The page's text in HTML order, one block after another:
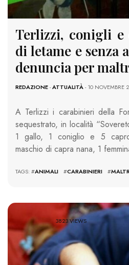
Terlizzi, conigli e
di letame e senza
denuncia per
REDAZIONE-ATTUALITÀ- 10 NOVEMBRE
A Terlizzi i carabinieri della
sequestrato, in località
1 gallo, 1 coniglio e 5
maschio di capra nana, 1
TAGS: #ANIMALI #CARABINIERI #
3823 VIEWS